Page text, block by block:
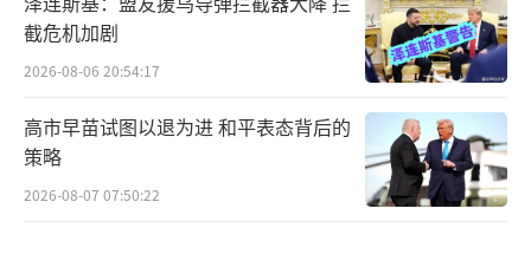
截危机加剧
2026-08-06 20:54:17
高市早苗试图以退为进 和平表态背后的
策略
2026-08-07 07:50:22